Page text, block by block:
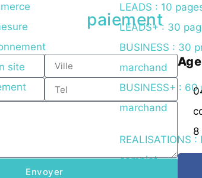
site
LEADS : 10
LEADS+ : 30
BUSINESS : 30
marchand
BUSINESS+ :
marchand
REALISATIONS :
complet
paiement
Envoyer
8